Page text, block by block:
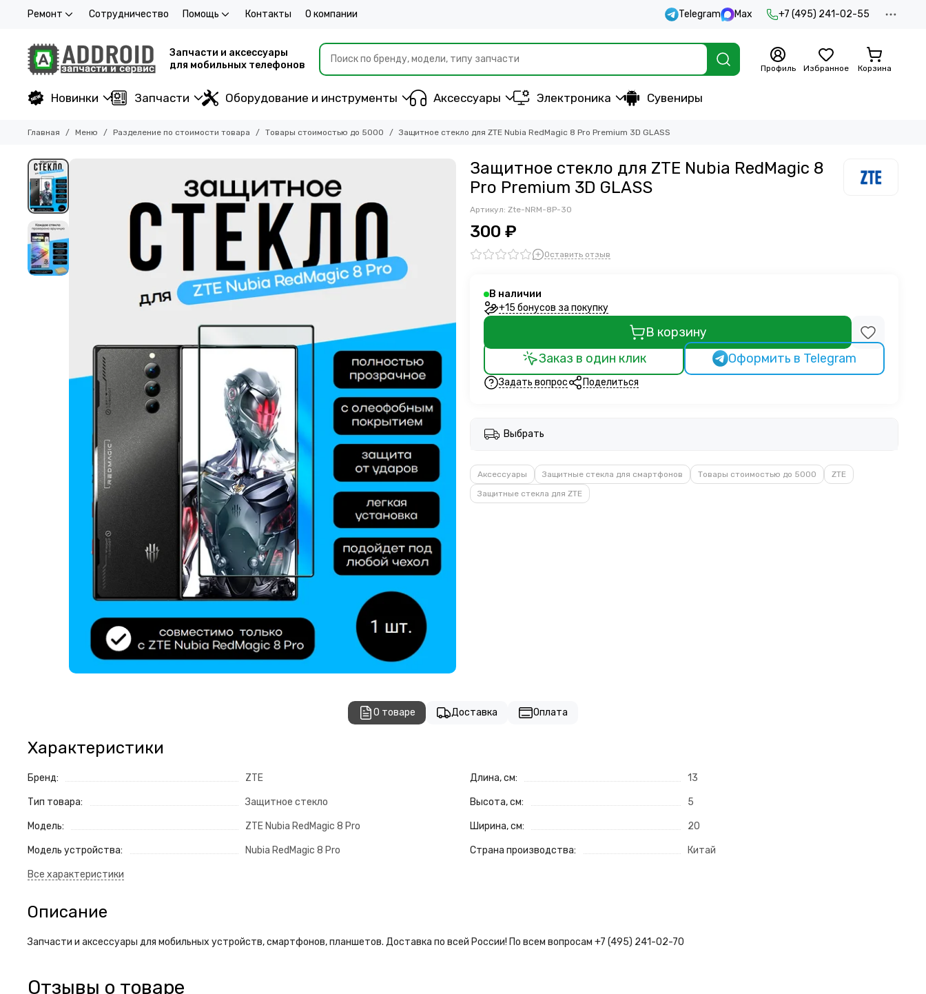
Ремонт Сотрудничество Помощь Контакты О компании Telegram Max +7 (495) 241-02-55
Запчасти и аксессуары
для мобильных телефонов
Профиль Избранное Корзина
Новинки Запчасти Оборудование и инструменты Аксессуары Электроника Сувениры
Главная Меню Разделение по стоимости товара Товары стоимостью до 5000 Защитное стекло для ZTE Nubia RedMagic 8 Pro Premium 3D GLASS
Защитное стекло для ZTE Nubia RedMagic 8
Pro Premium 3D GLASS
Артикул: Zte-NRM-8P-30
300 ₽
Оставить отзыв
В наличии
+15 бонусов за покупку
В корзину
Заказ в один клик
Оформить в Telegram
Задать вопрос Поделиться
Выбрать
Аксессуары Защитные стекла для смартфонов Товары стоимостью до 5000
ZTE
Защитные стекла для ZTE
О товаре Доставка Оплата
Характеристики
Бренд: ZTE
Тип товара: Защитное стекло
Модель: ZTE Nubia RedMagic 8 Pro
Модель устройства: Nubia RedMagic 8 Pro
Длина, см: 13
Высота, см: 5
Ширина, см: 20
Страна производства: Китай
Описание
Запчасти и аксессуары для мобильных устройств, смартфонов, планшетов. Доставка по всей России! По всем вопросам +7 (495) 241-02-70
Отзывы о товаре